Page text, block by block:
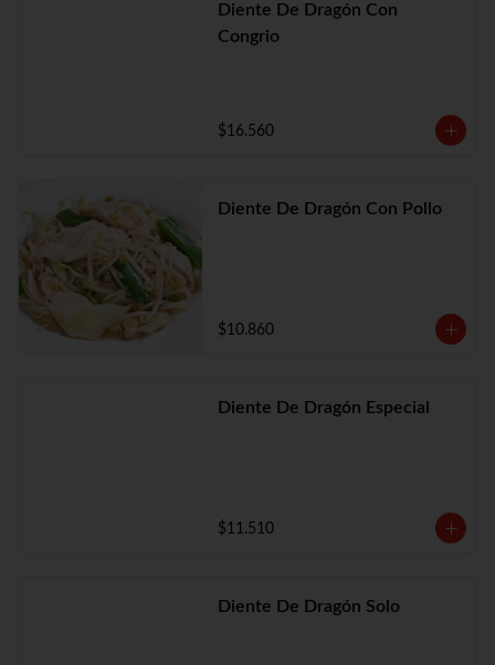
Diente De Dragón Con
Congrio
$16.560
Diente De Dragón Con Pollo
$10.860
Diente De Dragón Especial
$11.510
Diente De Dragón Solo